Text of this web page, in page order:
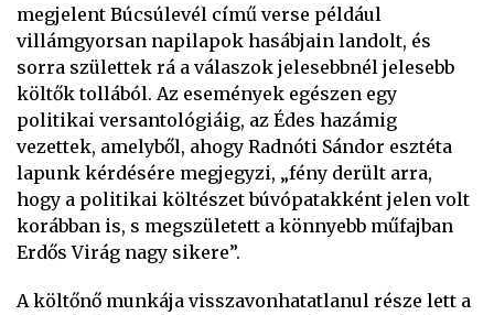
megjelent Búcsúlevél című verse például
villámgyorsan napilapok hasábjain landolt, és
sorra születtek rá a válaszok jelesebbnél jelesebb
költők tollából. Az események egészen egy
politikai versantológiáig, az Édes hazámig
vezettek, amelyből, ahogy Radnóti Sándor esztéta
lapunk kérdésére megjegyzi, „fény derült arra,
hogy a politikai költészet búvópatakként jelen volt
korábban is, s megszületett a könnyebb műfajban
Erdős Virág nagy sikere”.
A költőnő munkája visszavonhatatlanul része lett a